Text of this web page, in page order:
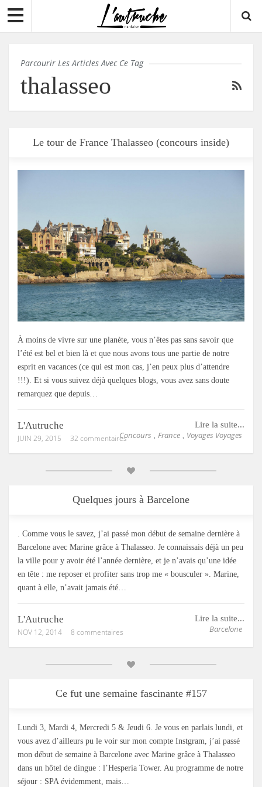
Parcourir Les Articles Avec Ce Tag
thalasseo
Le tour de France Thalasseo (concours inside)
À moins de vivre sur une planète, vous n’êtes pas sans savoir que
l’été est bel et bien là et que nous avons tous une partie de notre
esprit en vacances (ce qui est mon cas, j’en peux plus d’attendre
!!!). Et si vous suivez déjà quelques blogs, vous avez sans doute
remarquez que depuis…
Lire la suite...
Concours France Voyages Voyages
L'Autruche
JUIN 29, 2015 32 commentaires
Quelques jours à Barcelone
. Comme vous le savez, j’ai passé mon début de semaine dernière à
Barcelone avec Marine grâce à Thalasseo. Je connaissais déjà un peu
la ville pour y avoir été l’année dernière, et je n’avais qu’une idée
en tête : me reposer et profiter sans trop me « bousculer ». Marine,
quant à elle, n’avait jamais été…
Lire la suite...
Barcelone
L'Autruche
NOV 12, 2014 8 commentaires
Ce fut une semaine fascinante #157
Lundi 3, Mardi 4, Mercredi 5 & Jeudi 6. Je vous en parlais lundi, et
vous avez d’ailleurs pu le voir sur mon compte Instgram, j’ai passé
mon début de semaine à Barcelone avec Marine grâce à Thalasseo
dans un hôtel de dingue : l’Hesperia Tower. Au programme de notre
séjour : SPA évidemment, mais…